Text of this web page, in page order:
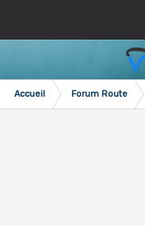
Accueil Forum Route